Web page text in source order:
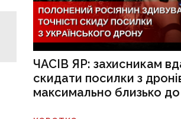
ЧАСІВ ЯР: захисникам
скидати посилки з
максимально близько до